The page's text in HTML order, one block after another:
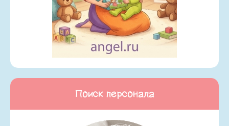
Поиск персонала